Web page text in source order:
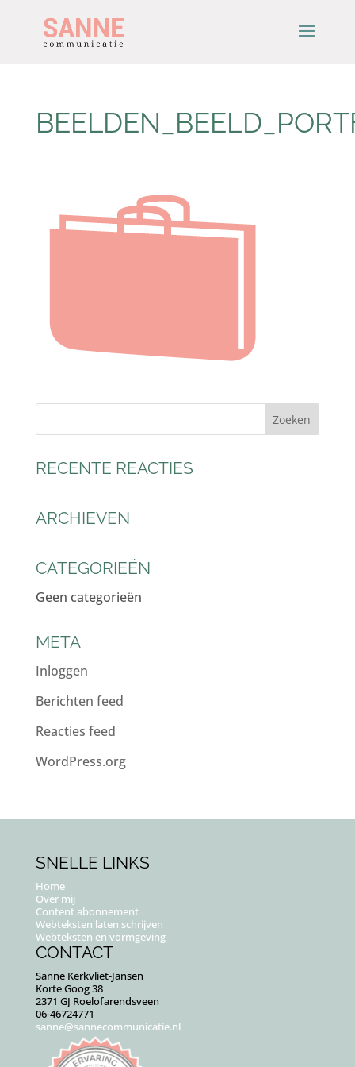
RECENTE REACTIES
ARCHIEVEN
CATEGORIEËN
Geen categorieën
META
Inloggen
Berichten feed
Reacties feed
WordPress.org
SNELLE LINKS
Home
Over mij
Content abonnement
Webteksten laten schrijven
Webteksten en vormgeving
CONTACT
Sanne Kerkvliet-Jansen
Korte Goog 38
2371 GJ Roelofarendsveen
06-46724771
sanne@sannecommunicatie.nl